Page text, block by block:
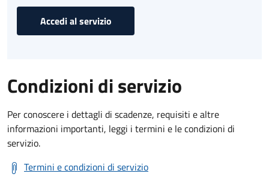
Accedi al servizio
Condizioni di servizio
Per conoscere i dettagli di scadenze, requisiti e altre
informazioni importanti, leggi i termini e le condizioni di
servizio.
Termini e condizioni di servizio